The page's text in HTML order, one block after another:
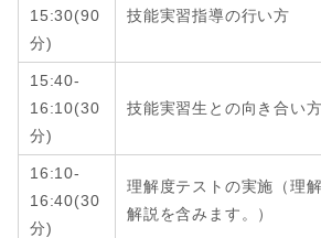
15:30(90
分)
技能実習指導の行い方
15:40-
16:10(30
分)
技能実習生との向き合い
16:10-
16:40(30
分)
理解度テストの実施（理
解説を含みます。）